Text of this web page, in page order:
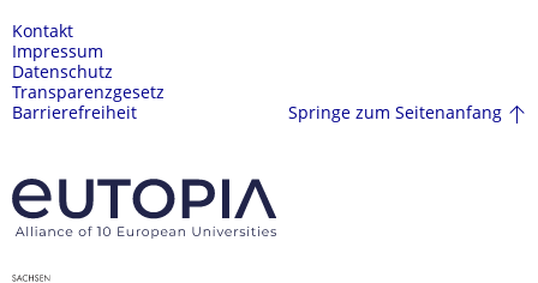
Kontakt
Impressum
Datenschutz
Transparenzgesetz
Barrierefreiheit
Springe zum Seitenanfang